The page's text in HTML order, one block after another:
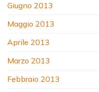
Giugno 2013
Maggio 2013
Aprile 2013
Marzo 2013
Febbraio 2013